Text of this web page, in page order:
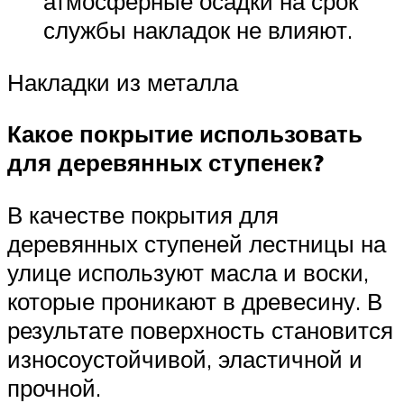
службы накладок не влияют.
Накладки из металла
Какое покрытие использовать
для деревянных ступенек?
В качестве покрытия для
деревянных ступеней лестницы на
улице используют масла и воски,
которые проникают в древесину. В
результате поверхность становится
износоустойчивой, эластичной и
прочной.